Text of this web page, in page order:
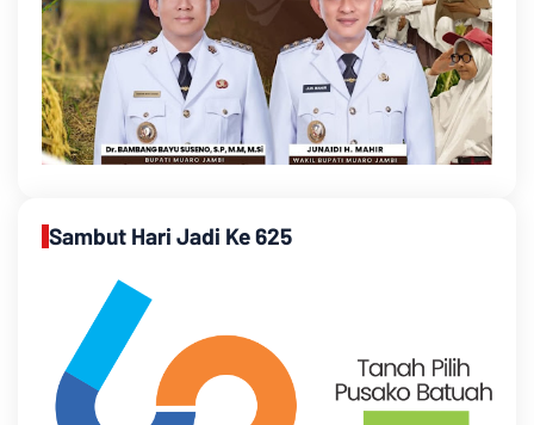
Sambut Hari Jadi Ke 625